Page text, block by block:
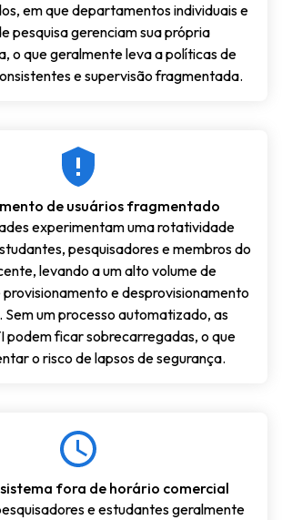
em que departamentos individuais e
pesquisa gerenciam sua própria
o que geralmente leva a políticas de
e supervisão fragmentada.
de usuários fragmentado
experimentam uma rotatividade
pesquisadores e membros do
levando a um alto volume de
e desprovisionamento
Sem um processo automatizado, as
podem ficar sobrecarregadas, o que
o risco de lapsos de segurança.
fora de horário comercial
e estudantes geralmente